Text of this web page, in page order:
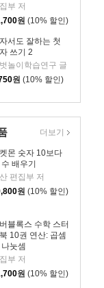
부 저
원 (10% 할인)
서도 잘하는 첫
쓰기 2
놀이학습연구 글
원 (10% 할인)
몬 숫자 10보다
수 배우기
편집부 저
원 (10% 할인)
블록스 수학 스터
10권 연산: 곱셈
눗셈
부 저
원 (10% 할인)
더보기